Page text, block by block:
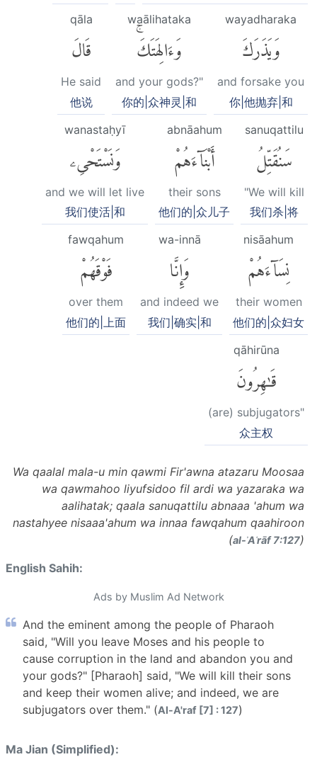
wayadharaka
وَيَذَرَكَ
and forsake you
你|他抛弃|和
waālihataka
وَءَالِهَتَكَۚ
and your gods?"
你的|众神灵|和
qāla
قَالَ
He said
他说
sanuqattilu
سَنُقَتِّلُ
"We will kill
我们杀|将
abnāahum
أَبْنَآءَهُمْ
their sons
他们的|众儿子
wanastaḥyī
وَنَسْتَحْىِۦ
and we will let live
我们使活|和
nisāahum
نِسَآءَهُمْ
their women
他们的|众妇女
wa-innā
وَإِنَّا
and indeed we
我们|确实|和
fawqahum
فَوْقَهُمْ
over them
他们的|上面
qāhirūna
قَٰهِرُونَ
(are) subjugators"
众主权
Wa qaalal mala-u min qawmi Fir'awna atazaru Moosaa
wa qawmahoo liyufsidoo fil ardi wa yazaraka wa
aalihatak; qaala sanuqattilu abnaaa 'ahum wa
nastahyee nisaaa'ahum wa innaa fawqahum qaahiroon
(al-ʾAʿrāf 7:127)
English Sahih:
Ads by Muslim Ad Network
And the eminent among the people of Pharaoh
said, "Will you leave Moses and his people to
cause corruption in the land and abandon you and
your gods?" [Pharaoh] said, "We will kill their sons
and keep their women alive; and indeed, we are
subjugators over them." (Al-A'raf [7] : 127)
Ma Jian (Simplified):